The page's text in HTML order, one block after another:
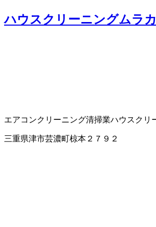
ハウスクリーニングムラ
エアコンクリーニング清掃業ハウスクリ
三重県津市芸濃町椋本２７９２